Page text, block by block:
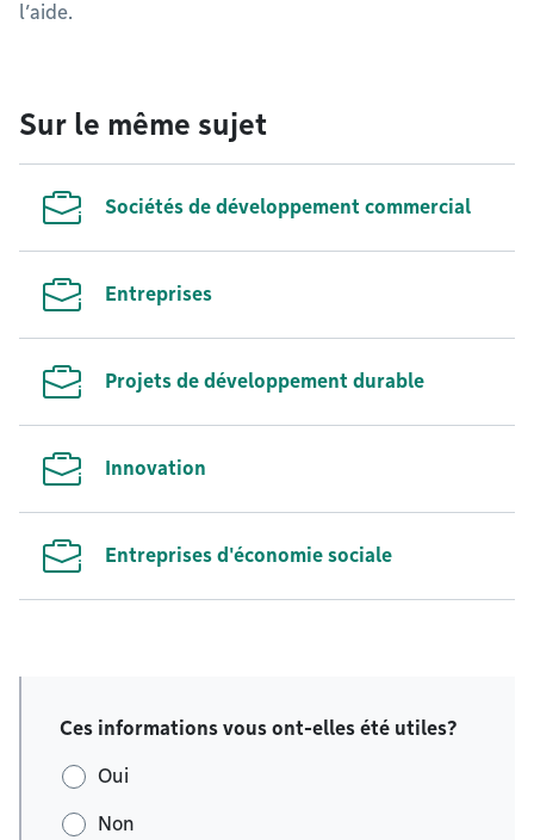
l’aide.
Sur le même sujet
Sociétés de développement commercial
Entreprises
Projets de développement durable
Innovation
Entreprises d'économie sociale
Ces informations vous ont-elles été utiles?
Oui
Non